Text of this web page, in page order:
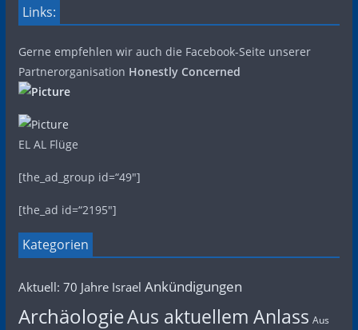
Links:
Gerne empfehlen wir auch die Facebook-Seite unserer
Partnerorganisation Honestly Concerned
EL AL Flüge
[the_ad_group id=“49″]
[the_ad id=“2195″]
Kategorien
Aktuell: 70 Jahre Israel Ankündigungen
ArchäologieAus aktuellem Anlass Aus